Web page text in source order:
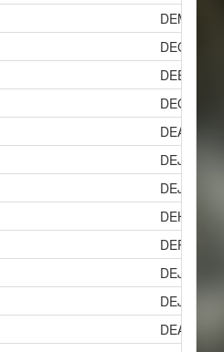
DEMo
DECf
DEEb
DEG
DEAa
DEJa
DEJa
DEHa
DEP
DEJb
DEJc
DEA